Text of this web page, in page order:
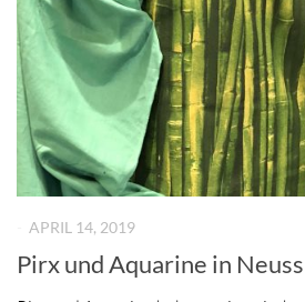
APRIL 14, 2019
Pirx und Aquarine in Neuss